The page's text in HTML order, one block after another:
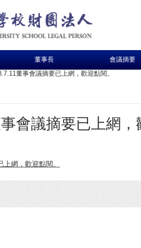
董事長 會議摘要
董事會議摘要已上網，歡迎點閱。
會議摘要已上網，
網，歡迎點閱。